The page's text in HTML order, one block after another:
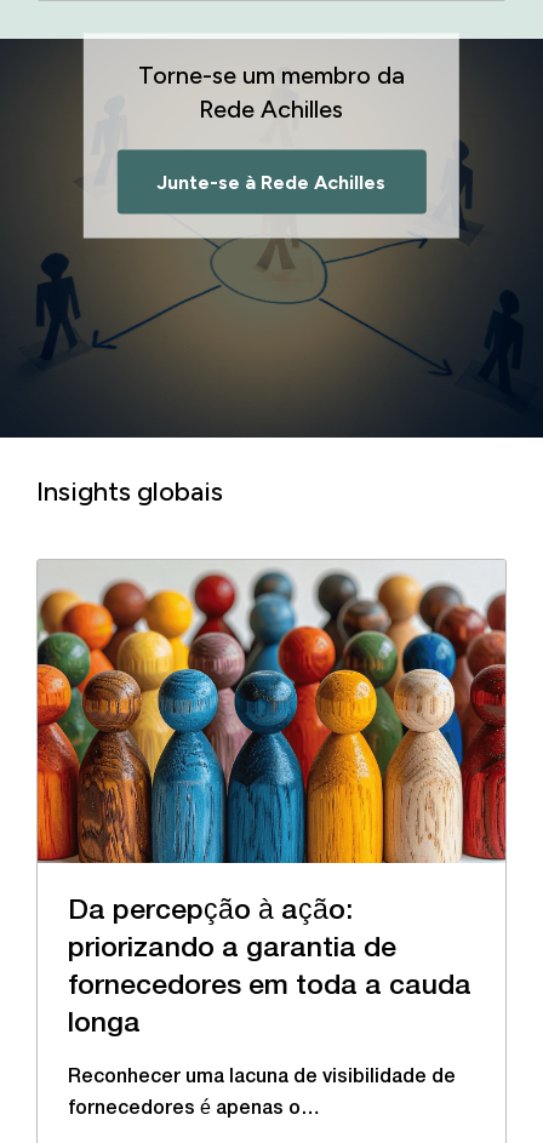
Torne-se um membro da
Rede Achilles
Junte-se à Rede Achilles
Insights globais
Da percepção à ação:
priorizando a garantia de
fornecedores em toda a cauda
longa
Reconhecer uma lacuna de visibilidade de
fornecedores é apenas o…